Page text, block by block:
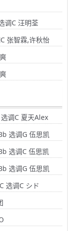
调C 汪明荃
张智霖,许秋怡
调C 夏天Alex
选调G 伍思凯
选调C 伍思凯
选调G 伍思凯
选调C シド